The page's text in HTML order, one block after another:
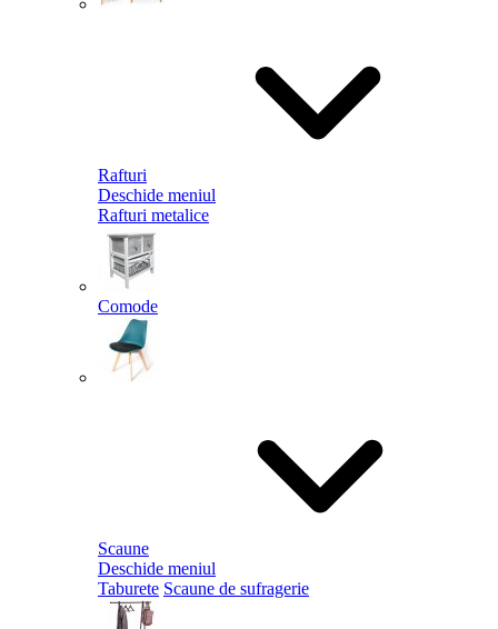
Rafturi
Deschide meniul
Rafturi metalice
Comode
Scaune
Deschide meniul
Taburete Scaune de sufragerie